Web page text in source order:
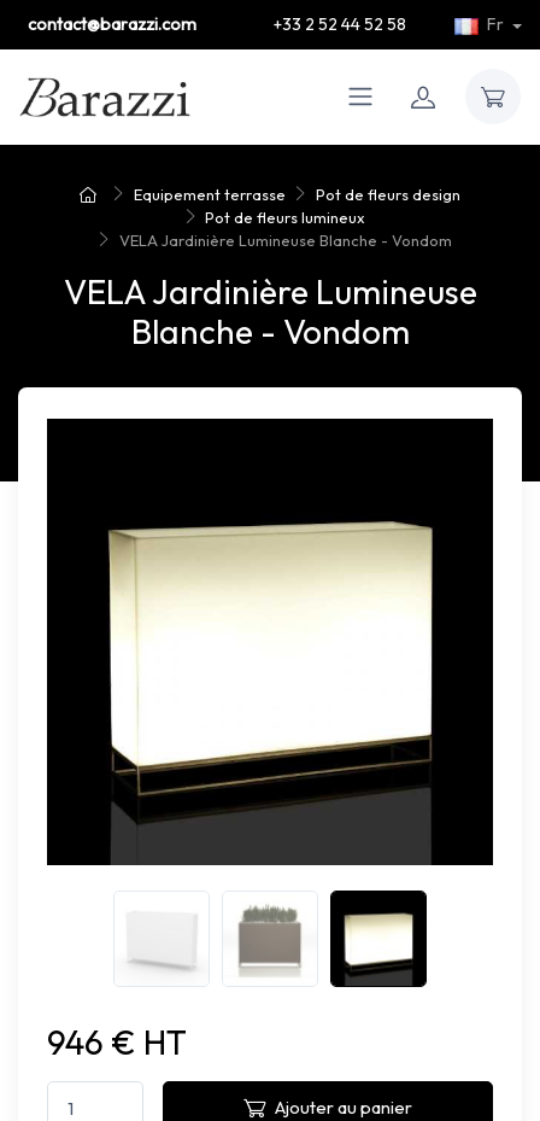
contact@barazzi.com +33 2 52 44 52 58 Fr
Equipement terrasse
Pot de fleurs design
Pot de fleurs lumineux
VELA Jardinière Lumineuse Blanche - Vondom
VELA Jardinière Lumineuse
Blanche - Vondom
946 € HT
Ajouter au panier